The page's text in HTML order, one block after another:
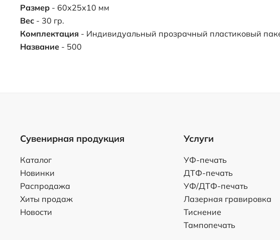
Размер - 60х25х10 мм
Вес - 30 гр.
Комплектация - Индивидуальный прозрачный пластиковый
Название - 500
Сувенирная продукция
Каталог
Новинки
Распродажа
Хиты продаж
Новости
Услуги
УФ-печать
ДТФ-печать
УФ/ДТФ-печать
Лазерная гравировка
Тиснение
Тампопечать